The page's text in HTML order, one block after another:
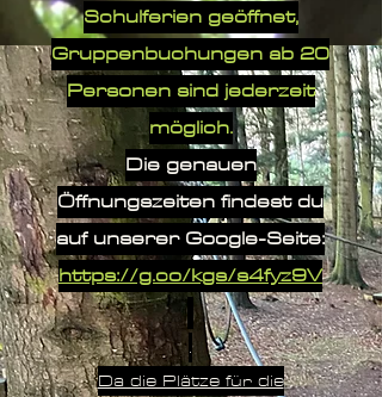
Schulferien geöffnet,
Gruppenbuchungen ab 20
Personen sind jederzeit
möglich.
Die genauen
Öffnungszeiten findest du
auf unserer Google-Seite:
https://g.co/kgs/s4fyz9V
.
Da die Plätze für die